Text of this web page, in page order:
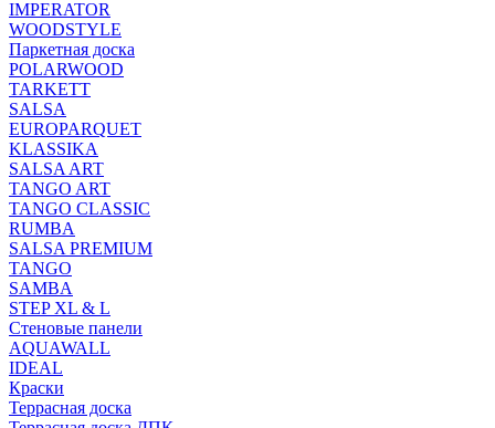
IMPERATOR
WOODSTYLE
Паркетная доска
POLARWOOD
TARKETT
SALSA
EUROPARQUET
KLASSIKA
SALSA ART
TANGO ART
TANGO CLASSIC
RUMBA
SALSA PREMIUM
TANGO
SAMBA
STEP XL & L
Стеновые панели
AQUAWALL
IDEAL
Краски
Террасная доска